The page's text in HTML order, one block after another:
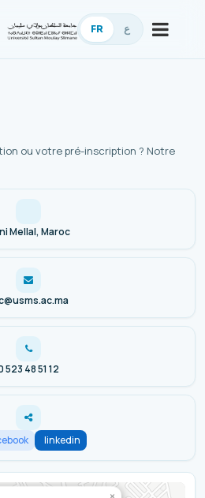
FR ع
ou votre pré-inscription ? Notre
Mellal, Maroc
523 48 51 12
linkedin